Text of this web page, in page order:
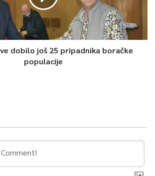
dobilo još 25 pripadnika boračke
populacije